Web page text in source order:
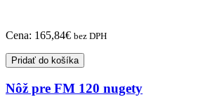
Cena: 165,84€ bez DPH
Pridať do košíka
Nôž pre FM 120 nugety